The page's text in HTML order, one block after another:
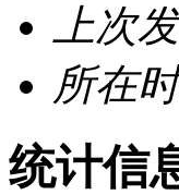
上次
所在
统计信